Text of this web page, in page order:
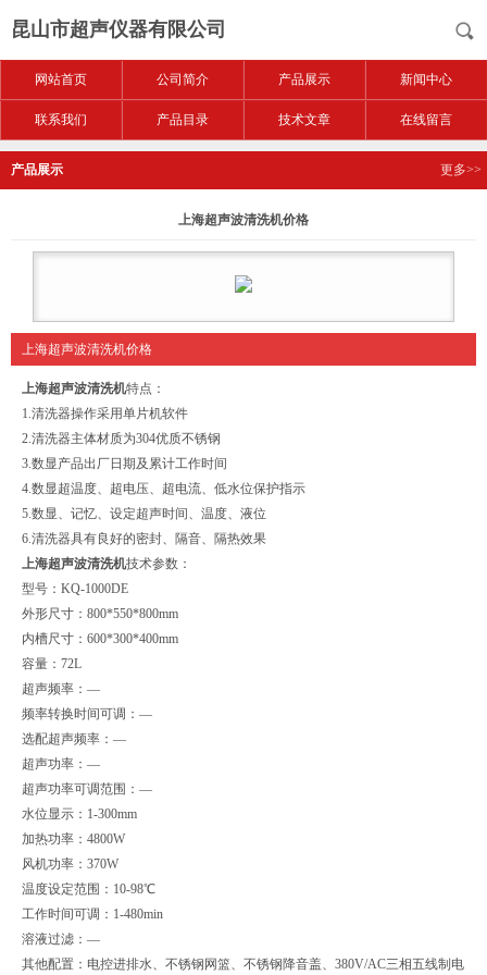
昆山市超声仪器有限公司
网站首页 公司简介 产品展示 新闻中心
联系我们 产品目录 技术文章 在线留言
产品展示 更多>>
上海超声波清洗机价格
上海超声波清洗机价格
上海超声波清洗机特点：
1.清洗器操作采用单片机软件
2.清洗器主体材质为304优质不锈钢
3.数显产品出厂日期及累计工作时间
4.数显超温度、超电压、超电流、低水位保护指示
5.数显、记忆、设定超声时间、温度、液位
6.清洗器具有良好的密封、隔音、隔热效果
上海超声波清洗机技术参数：
型号：KQ-1000DE
外形尺寸：800*550*800mm
内槽尺寸：600*300*400mm
容量：72L
超声频率：—
频率转换时间可调：—
选配超声频率：—
超声功率：—
超声功率可调范围：—
水位显示：1-300mm
加热功率：4800W
风机功率：370W
温度设定范围：10-98℃
工作时间可调：1-480min
溶液过滤：—
其他配置：电控进排水、不锈钢网篮、不锈钢降音盖、380V/AC三相五线制电